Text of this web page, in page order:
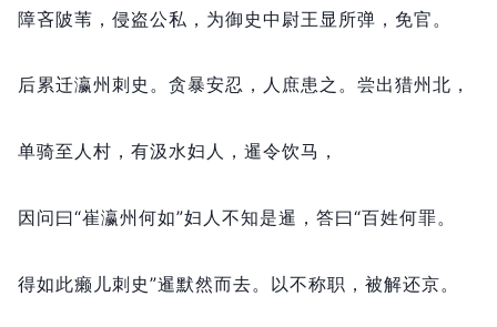
障吝陂苇， 侵盗公私， 为御史中尉王显所弹， 免官。
后累迁瀛州刺史。 贪暴安忍， 人庶患之。 尝出猎州北，
单骑至人村， 有汲水妇人， 暹令饮马，
因问曰“崔瀛州何如”妇人不知是暹， 答曰“百姓何罪。
得如此癞儿刺史”暹默然而去。 以不称职， 被解还京。